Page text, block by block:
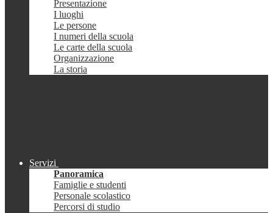
Presentazione
I luoghi
Le persone
I numeri della scuola
Le carte della scuola
Organizzazione
La storia
Servizi
Panoramica
Famiglie e studenti
Personale scolastico
Percorsi di studio